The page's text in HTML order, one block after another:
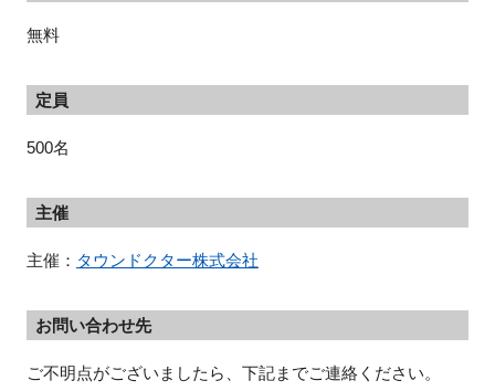
無料
定員
500名
主催
主催： タウンドクター株式会社
お問い合わせ先
ご不明点がございましたら、下記までご連絡ください。